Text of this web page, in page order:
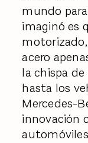
mundo
imaginó es
acero
la chispa
hasta los
Mercedes-
innovación